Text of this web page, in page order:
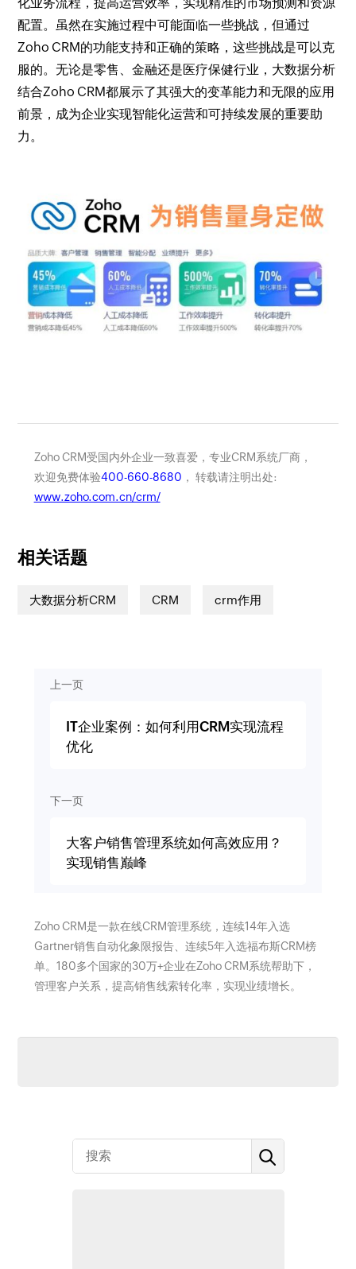
配置。虽然在实施过程中可能面临一些挑战，但通过
Zoho CRM的功能支持和正确的策略，这些挑战是可以克
服的。无论是零售、金融还是医疗保健行业，大数据分析
结合Zoho CRM都展示了其强大的变革能力和无限的应用
前景，成为企业实现智能化运营和可持续发展的重要助
力。
Zoho CRM受国内外企业一致喜爱，专业CRM系统厂商，
欢迎免费体验400-660-8680 ， 转载请注明出处:
www.zoho.com.cn/crm/
相关话题
大数据分析CRM CRM crm作用
上一页
IT企业案例：如何利用CRM实现流程
优化
下一页
大客户销售管理系统如何高效应用？
实现销售巅峰
Zoho CRM是一款在线CRM管理系统，连续14年入选
Gartner销售自动化象限报告、连续5年入选福布斯CRM榜
单。180多个国家的30万+企业在Zoho CRM系统帮助下，
管理客户关系，提高销售线索转化率，实现业绩增长。